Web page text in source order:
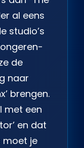
al eens
studio’s
de
naar
brengen.
met een
en dat
moet je